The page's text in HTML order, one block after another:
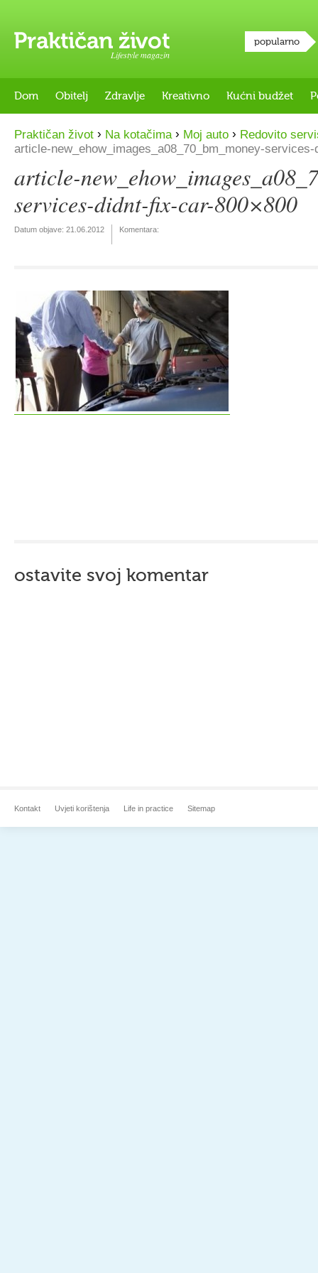
Lifestyle magazin
popularno
Dom Obitelj Zdravlje Kreativno Kućni budžet
Praktičan život › Na kotačima › Moj auto › Redovito
article-new_ehow_images_a08_70_bm_money-
article-
services-didnt-fix-car-800×800
Datum objave: 21.06.2012 Komentara:
ostavite svoj komentar
Kontakt Uvjeti korištenja Life in practice Sitemap